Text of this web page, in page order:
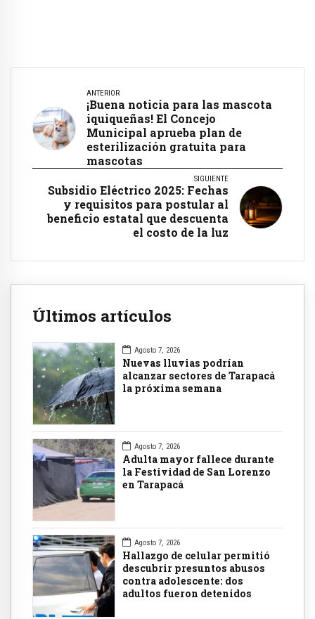
ANTERIOR
¡Buena noticia para las mascota
iquiqueñas! El Concejo
Municipal aprueba plan de
esterilización gratuita para
mascotas
SIGUIENTE
Subsidio Eléctrico 2025: Fechas
y requisitos para postular al
beneficio estatal que descuenta
el costo de la luz
Últimos artículos
Agosto 7, 2026
Nuevas lluvias podrían
alcanzar sectores de Tarapacá
la próxima semana
Agosto 7, 2026
Adulta mayor fallece durante
la Festividad de San Lorenzo
en Tarapacá
Agosto 7, 2026
Hallazgo de celular permitió
descubrir presuntos abusos
contra adolescente: dos
adultos fueron detenidos